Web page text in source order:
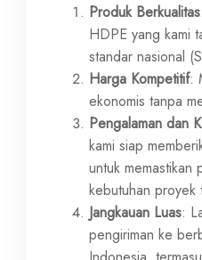
Produk Berkualitas
HDPE yang kami
standar nasional
Harga Kompetitif:
ekonomis tanpa
Pengalaman dan
kami siap
untuk
kebutuhan proyek
Jangkauan Luas:
pengiriman ke